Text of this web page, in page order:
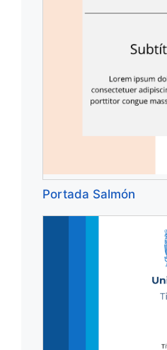
Portada Salmón